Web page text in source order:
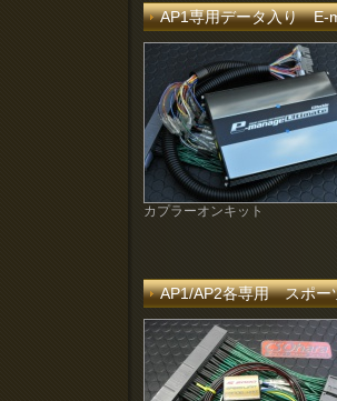
AP1専用データ入り E-
カプラーオンキット
AP1/AP2各専用 スポー